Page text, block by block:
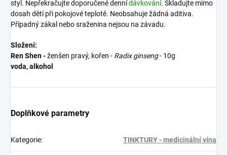
styl. Nepřekračujte doporučené dennídávkování. Skladujte mimo
dosah dětí při pokojové teplotě. Neobsahuje žádná aditiva.
Případný zákal nebo sraženina nejsou na závadu.
Složení:
Ren Shen -ženšen pravý, kořen - Radix ginseng- 10g
voda, alkohol
Doplňkové parametry
Kategorie: TINKTURY - medicinální vína